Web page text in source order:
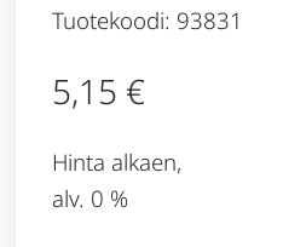
Tuotekoodi: 93831
5,15 €
Hinta alkaen,
alv. 0 %